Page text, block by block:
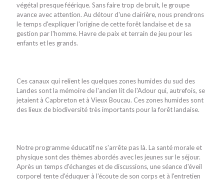
végétal presque féérique. Sans faire trop de bruit, le groupe
avance avec attention. Au détour d'une clairière, nous prendrons
le temps d'expliquer l'origine de cette forêt landaise et de sa
gestion par l'homme. Havre de paix et terrain de jeu pour les
enfants et les grands.
Ces canaux qui relient les quelques zones humides du sud des
Landes sont la mémoire de l'ancien lit de l'Adour qui, autrefois, se
jetaient à Capbreton et à Vieux Boucau. Ces zones humides sont
des lieux de biodiversité très importants pour la forêt landaise.
Notre programme éducatif ne s'arrête pas là. La santé morale et
physique sont des thèmes abordés avec les jeunes sur le séjour.
Après un temps d'échanges et de discussions, une séance d'éveil
corporel tente d'éduquer à l'écoute de son corps et à l'entretien